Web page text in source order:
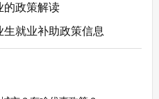
的政策解读
就业补助政策信息